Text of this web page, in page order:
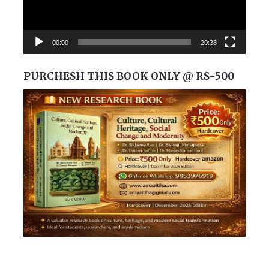
00:00 20:38
PURCHESH THIS BOOK ONLY @ RS-500